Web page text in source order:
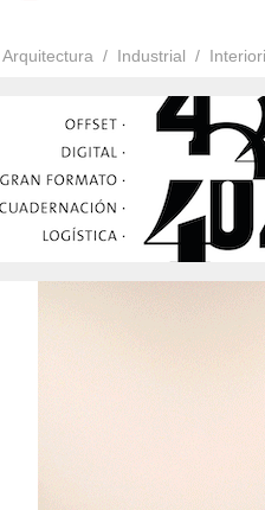
Arquitectura Industrial